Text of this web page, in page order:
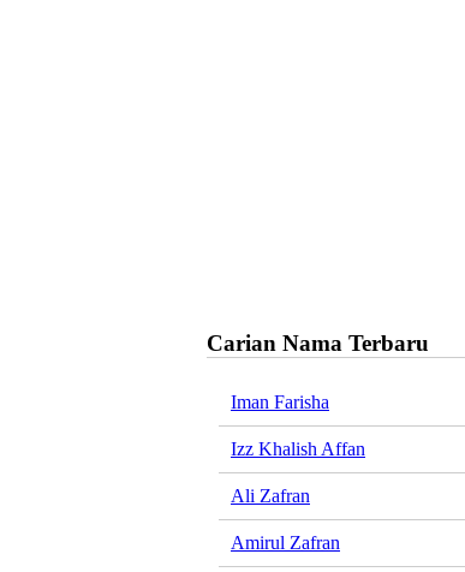
Carian Nama Terbaru
Iman Farisha
Izz Khalish Affan
Ali Zafran
Amirul Zafran